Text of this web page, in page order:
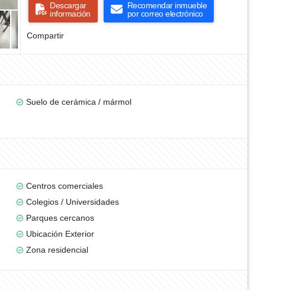
Descargar
información
Recomendar inmueble
por correo electrónico
Compartir
Suelo de cerámica / mármol
Centros comerciales
Colegios / Universidades
Parques cercanos
Ubicación Exterior
Zona residencial